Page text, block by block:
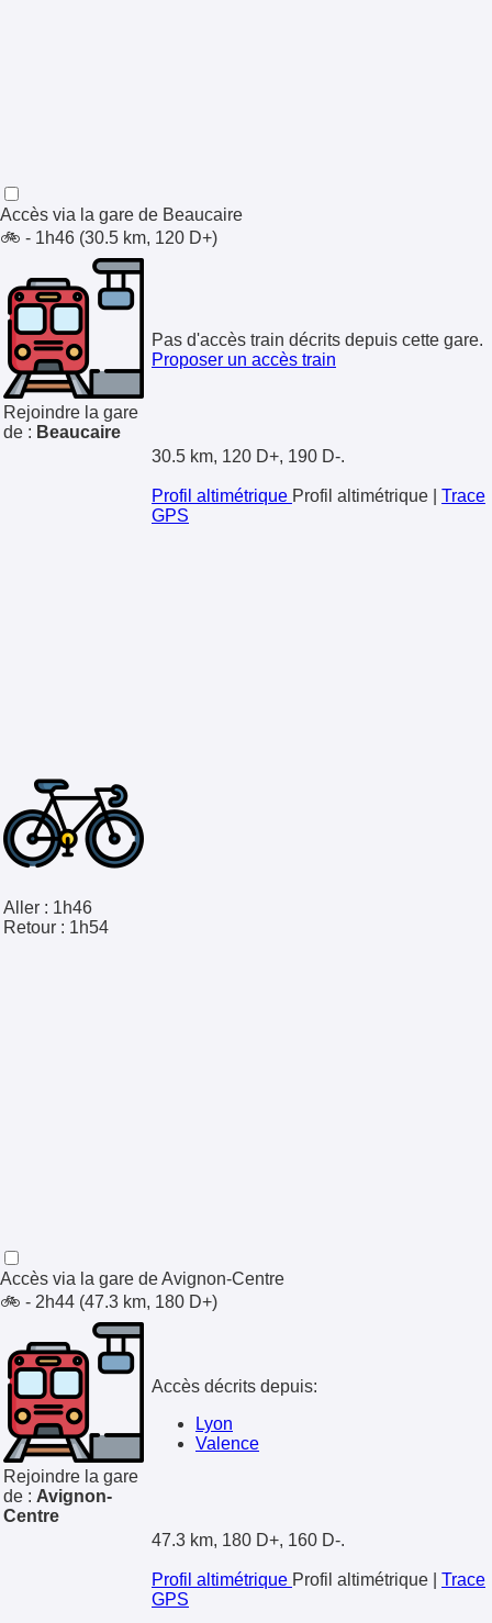
Accès via la gare de Beaucaire
🚲 - 1h46 (30.5 km, 120 D+)
Rejoindre la gare
de : Beaucaire
Pas d'accès train décrits depuis cette gare.
Proposer un accès train
Aller : 1h46
Retour : 1h54
30.5 km, 120 D+, 190 D-.
Profil altimétrique Profil altimétrique
Trace
GPS
Accès via la gare deAvignon-Centre
🚲 - 2h44 (47.3 km, 180 D+)
Rejoindre la gare
de : Avignon-
Centre
Accès décrits depuis:
Lyon
Valence
47.3 km, 180 D+, 160 D-.
Profil altimétrique Profil altimétrique
Trace
GPS